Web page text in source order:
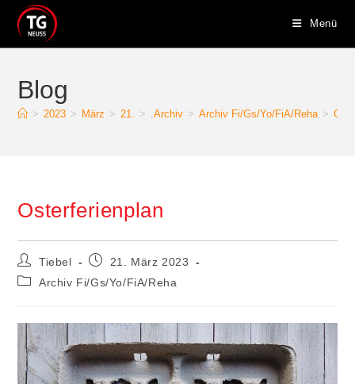
Inhalt
springen
Menü
Blog
> 2023 > März > 21. > .Archiv > Archiv Fi/Gs/Yo/FiA/Reha >
Osterferienplan
Beitrags-
Autor:
Tiebel
Beitrag21. März 2023
Beitrags-
Archiv Fi/Gs/Yo/FiA/Reha